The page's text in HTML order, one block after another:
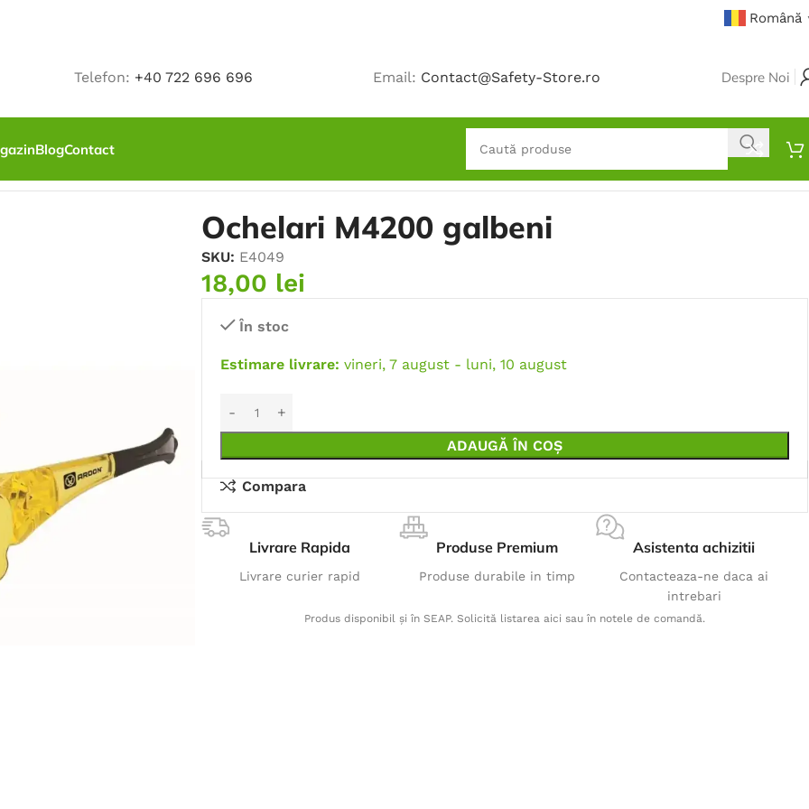
Română
Telefon: +40 722 696 696 Email: Contact@Safety-Store.ro Despre Noi
BlogContact
Ochelari M4200 galbeni
SKU: E4049
18,00 lei
În stoc
Estimare livrare: vineri, 7 august - luni, 10 august
ADAUGĂ ÎN COȘ
Compara
Livrare Rapida
Livrare curier rapid
Produse Premium
Produse durabile in timp
Asistenta achizitii
Contacteaza-ne daca ai
intrebari
Produs disponibil și în SEAP. Solicită listarea aici sau în notele de comandă.